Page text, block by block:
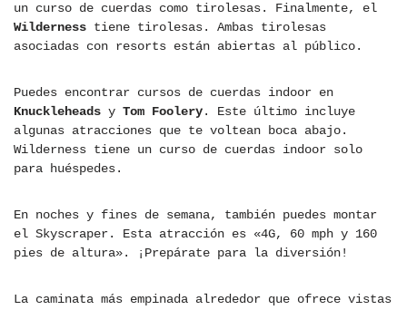
un curso de cuerdas como tirolesas. Finalmente, el
Wilderness tiene tirolesas. Ambas tirolesas
asociadas con resorts están abiertas al público.
Puedes encontrar cursos de cuerdas indoor en
Knuckleheads y Tom Foolery. Este último incluye
algunas atracciones que te voltean boca abajo.
Wilderness tiene un curso de cuerdas indoor solo
para huéspedes.
En noches y fines de semana, también puedes montar
el Skyscraper. Esta atracción es «4G, 60 mph y 160
pies de altura». ¡Prepárate para la diversión!
La caminata más empinada alrededor que ofrece vistas